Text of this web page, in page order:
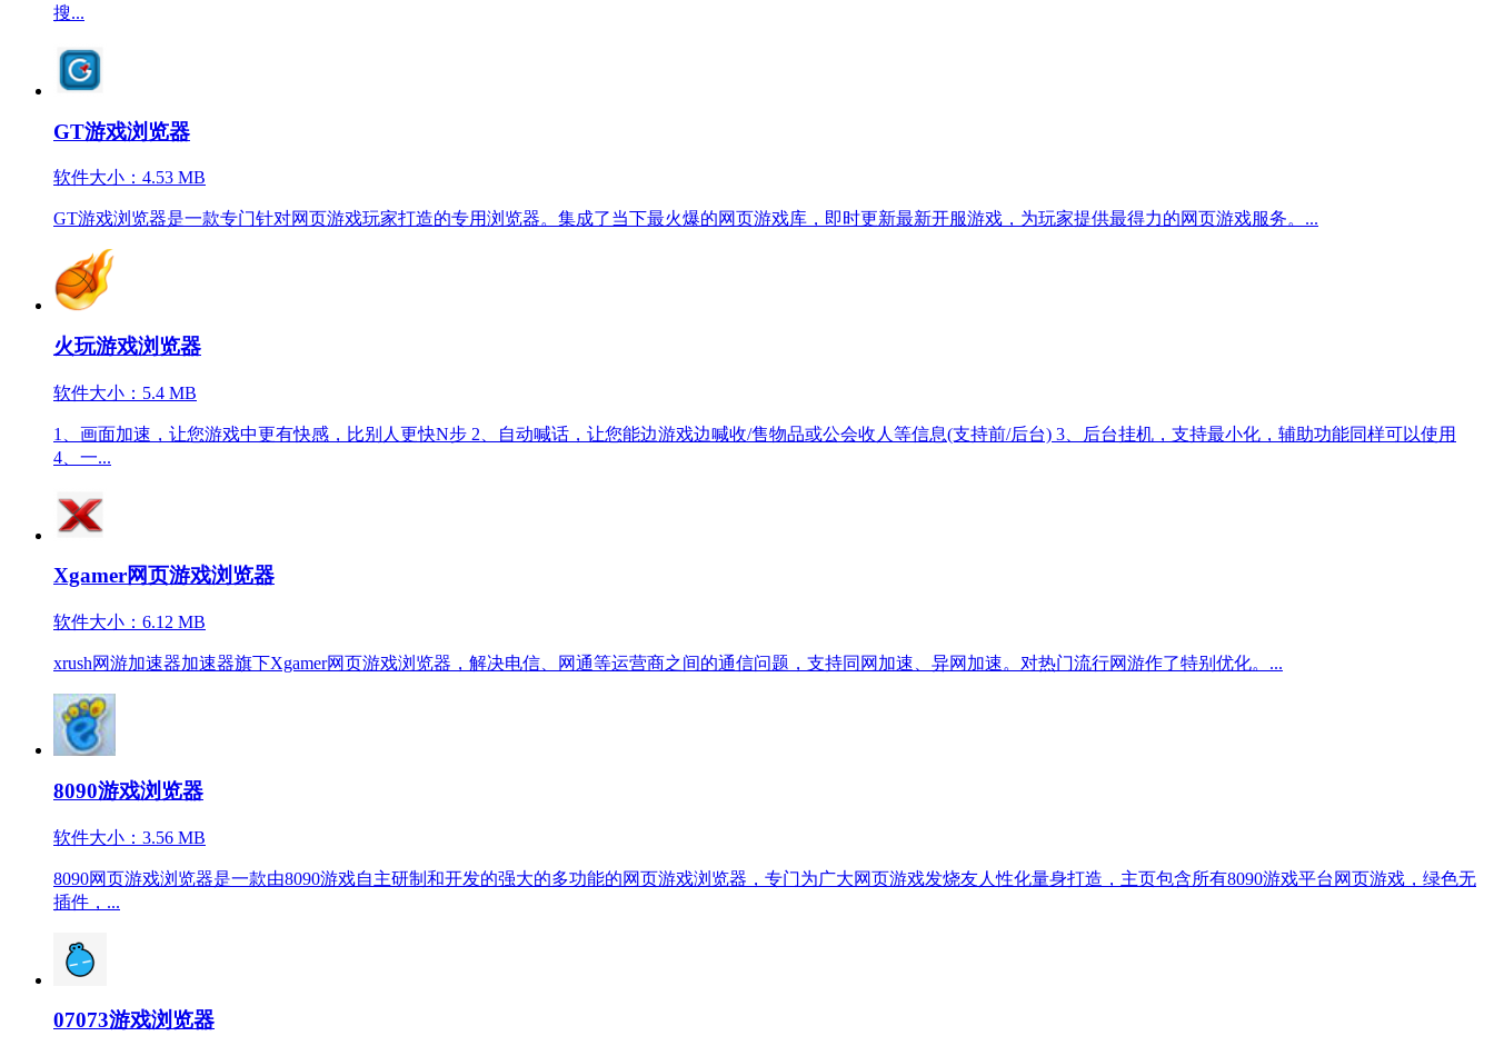
搜...
GT游戏浏览器
软件大小：4.53 MB
GT游戏浏览器是一款专门针对网页游戏玩家打造的专用浏览器。集成了当下最火爆的网页游戏库，即时更新最新开服游戏，为玩家提供最得力的网页游戏服务。...
火玩游戏浏览器
软件大小：5.4 MB
1、画面加速，让您游戏中更有快感，比别人更快N步 2、自动喊话，让您能边游戏边喊收/售物品或公会收人等信息(支持前/后台) 3、后台挂机，支持最小化，辅助功能同样可以使用
4、一...
Xgamer网页游戏浏览器
软件大小：6.12 MB
xrush网游加速器加速器旗下Xgamer网页游戏浏览器，解决电信、网通等运营商之间的通信问题，支持同网加速、异网加速。对热门流行网游作了特别优化。...
8090游戏浏览器
软件大小：3.56 MB
8090网页游戏浏览器是一款由8090游戏自主研制和开发的强大的多功能的网页游戏浏览器，专门为广大网页游戏发烧友人性化量身打造，主页包含所有8090游戏平台网页游戏，绿色无
插件，...
07073游戏浏览器